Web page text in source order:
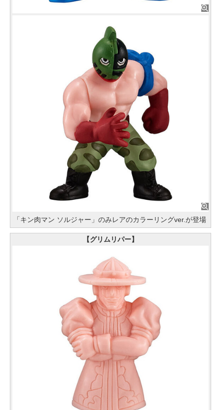
「キン肉マン ソルジャー」のみレアのカラーリングver.が登場
【グリムリパー】